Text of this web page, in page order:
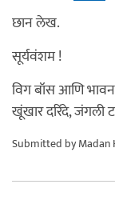
छान लेख.
सूर्यवंशम !
विग बॉस आणि
खूंखार दरिंदे, जंगली
Submitted byMadan